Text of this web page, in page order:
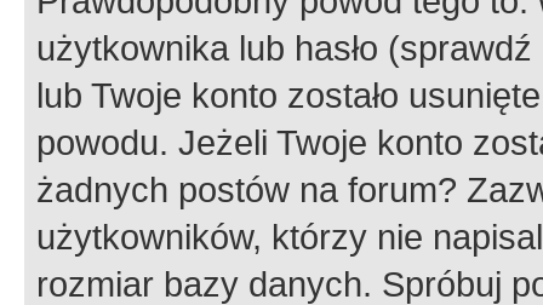
użytkownika lub hasło
lub Twoje konto zostało
powodu. Jeżeli Twoje konto
żadnych postów na forum?
użytkowników, którzy nie
rozmiar bazy danych. Spróbuj